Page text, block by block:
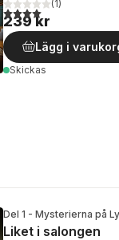
4,0utav 5 stjärnor.
(1)
239 kr
Lägg i
Skickas
Del 1 - Mysterierna på
Liket i salongen